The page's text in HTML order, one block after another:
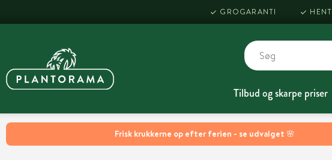
Frisk krukkerne op efter ferien - se udvalget 🌸
GROGARANTI
Tilbud og skarpe priser